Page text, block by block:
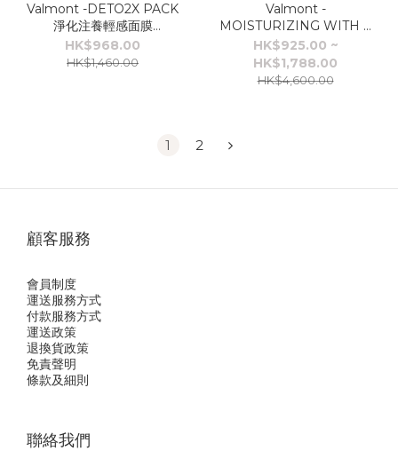
Valmont -DETO2X PACK
淨化注養輕感面膜
10mlX6pcs
HK$968.00
HK$1,460.00
Valmont -
MOISTURIZING WITH A
MASK 水潤補濕面膜
HK$925.00 ~
HK$1,788.00
HK$4,600.00
1 2
顧客服務
會員制度
運送服務方式
付款服務方式
運送政策
退換貨政策
免責聲明
條款及細則
聯絡我們